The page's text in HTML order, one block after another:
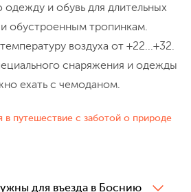
трассе, построенной
Олимпиаде 1984 года. Сейчас
и постепенно уходит в
одним из самых необычных
смесью олимпийской
природы и балканской
можно продолжить
дальше, отправиться в
и обувь для длительных
обустроенным тропинкам.
воздуха от +22...+32.
снаряжения и одежды
ехать с чемоданом.
в путешествие с заботой о природе
для въезда в Боснию